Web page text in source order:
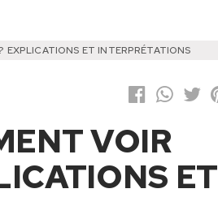
EXPLICATIONS ET INTERPRÉTATIONS
VOIR
ET